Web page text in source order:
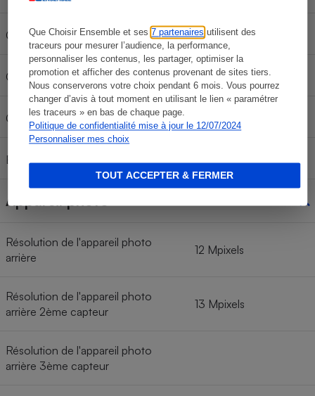
Que Choisir Ensemble et ses7 partenaires utilisent des
traceurs pour mesurer l’audience, la performance,
personnaliser les contenus, les partager, optimiser la
promotion et afficher des contenus provenant de sites tiers.
Nous conserverons votre choix pendant 6 mois. Vous pourrez
changer d’avis à tout moment en utilisant le lien « paramétrer
les traceurs » en bas de chaque page.
Politique de confidentialité mise à jour le 12/07/2024
Personnaliser mes choix
TOUT ACCEPTER & FERMER
GPS Oui
Galileo Oui
Glonass
Beidou
Appareil photo
Résolution de l'appareil photo
arrière
12 Mpixels
Résolution de l'appareil photo
arrière 2ème capteur
13 Mpixels
Résolution de l'appareil photo
arrière 3ème capteur